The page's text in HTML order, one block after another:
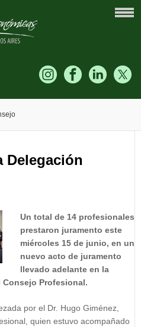
Delegación
Un total de 14 profesionales
prestaron juramento este
miércoles 15 de junio, en un
nuevo acto de juramento
llevado adelante en la
Consejo Profesional.
por el Dr. Hugo Giménez,
quien estuvo acompañado